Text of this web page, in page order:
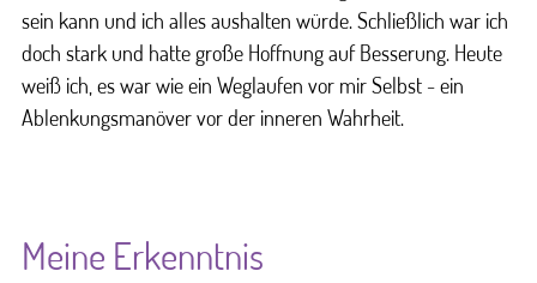
sein kann und ich alles aushalten würde. Schließlich war ich
doch stark und hatte große Hoffnung auf Besserung. Heute
weiß ich, es war wie ein Weglaufen vor mir Selbst - ein
Ablenkungsmanöver vor der inneren Wahrheit.
Meine Erkenntnis